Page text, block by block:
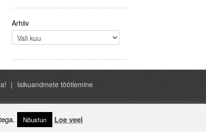
Arhiiv
Isikuandmete töötlemine
+372 684 1070, icc@icc-estonia.ee
Nõustun Loe veel